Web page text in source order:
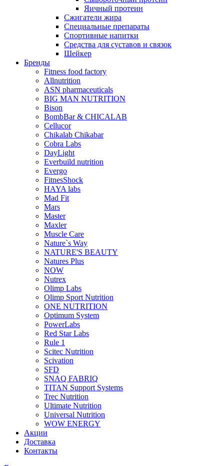
Яичный протеин
Сжигатели жира
Специальные препараты
Спортивные напитки
Средства для суставов и связок
Шейкер
Бренды
Fitness food factory
Allnutrition
ASN pharmaceuticals
BIG MAN NUTRITION
Bison
BombBar & CHICALAB
Cellucor
Chikalab Chikabar
Cobra Labs
DayLight
Everbuild nutrition
Evergo
FitnesShock
HAYA labs
Mad Fit
Mars
Master
Maxler
Muscle Care
Nature`s Way
NATURE'S BEAUTY
Natures Plus
NOW
Nutrex
Olimp Labs
Olimp Sport Nutrition
ONE NUTRITION
Optimum System
PowerLabs
Red Star Labs
Rule 1
Scitec Nutrition
Scivation
SFD
SNAQ FABRIQ
TITAN Support Systems
Trec Nutrition
Ultimate Nutrition
Universal Nutrition
WOW ENERGY
Акции
Доставка
Контакты